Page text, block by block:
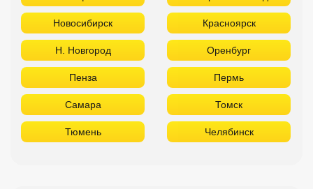
Новосибирск Красноярск
Н. Новгород Оренбург
Пенза Пермь
Самара Томск
Тюмень Челябинск